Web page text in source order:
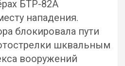
БТР-82А
нападения.
блокировала пути
шквальным
вооружений